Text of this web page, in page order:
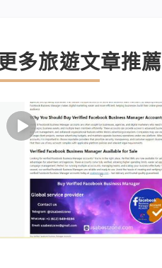
多旅遊文章推薦